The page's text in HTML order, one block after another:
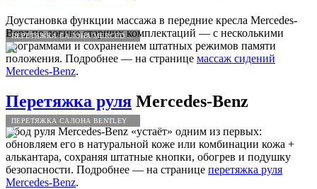
ПЕРЕТЯЖКА САЛОНА MERCEDES-BENZ
ПЕРЕТЯЖКА САЛОНА BENTLEY
Доустановка функции массажа в передние кресла Mercedes-
Benz по логике старших комплектаций — с несколькими
программами и сохранением штатных режимов памяти
положения. Подробнее — на странице массаж сидений
Mercedes-Benz.
Перетяжка руля Mercedes-Benz
Обод руля Mercedes-Benz «устаёт» одним из первых:
обновляем его в натуральной коже или комбинации кожа +
алькантара, сохраняя штатные кнопки, обогрев и подушку
безопасности. Подробнее — на странице перетяжка руля
Mercedes-Benz.